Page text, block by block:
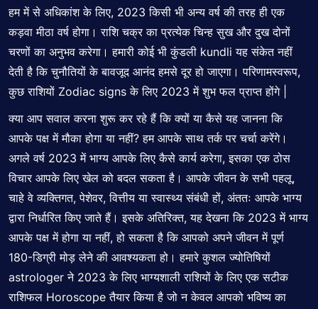
हम में से अधिकांश के लिए, 2023 किसी भी अन्य वर्ष की तरह ही एक
कड़वा मीठा वर्ष होगा। राशि चक्र का प्रत्येक चिन्ह सुख और दुख दोनों
चरणों का अनुभव करेगा। हमारी कोई भी कुंडली kundli यह संकेत नहीं
देती है कि चुनौतियों के बावजूद आनंद हमसे दूर हो जाएगा। परिणामस्वरूप,
कुछ राशियों Zodiac signs के लिए 2023 में शुभ फल प्राप्त होंगे |
क्या आप सवाल करना शुरू कर रहे हैं कि क्यों या कैसे यह जानना कि
आपके पक्ष में मौका होगा या नहीं? हम आपके साथ तर्क पर चर्चा करेंगे।
अगले वर्ष 2023 में भाग्य आपके लिए कैसे कार्य करेगा, इसका एक ठोस
विचार आपके लिए खेल को बदल सकता है। आपके जीवन के सभी पहलू,
चाहे वे व्यक्तिगत, पेशेवर, वित्तीय या स्वास्थ्य संबंधी हों, अंततः आपके भाग्य
द्वारा निर्धारित किए जाते हैं। इसके अतिरिक्त, यह देखना कि 2023 में भाग्य
आपके पक्ष में होगा या नहीं, हो सकता है कि आपको अपने जीवन में पूर्ण
180-डिग्री मोड़ लेने की आवश्यकता हो। हमारे कुशल ज्योतिषियों
astrologer ने 2023 के लिए भाग्यशाली राशियों के लिए एक सटीक
राशिफल Horoscope तैयार किया है जो न केवल आपको भविष्य का